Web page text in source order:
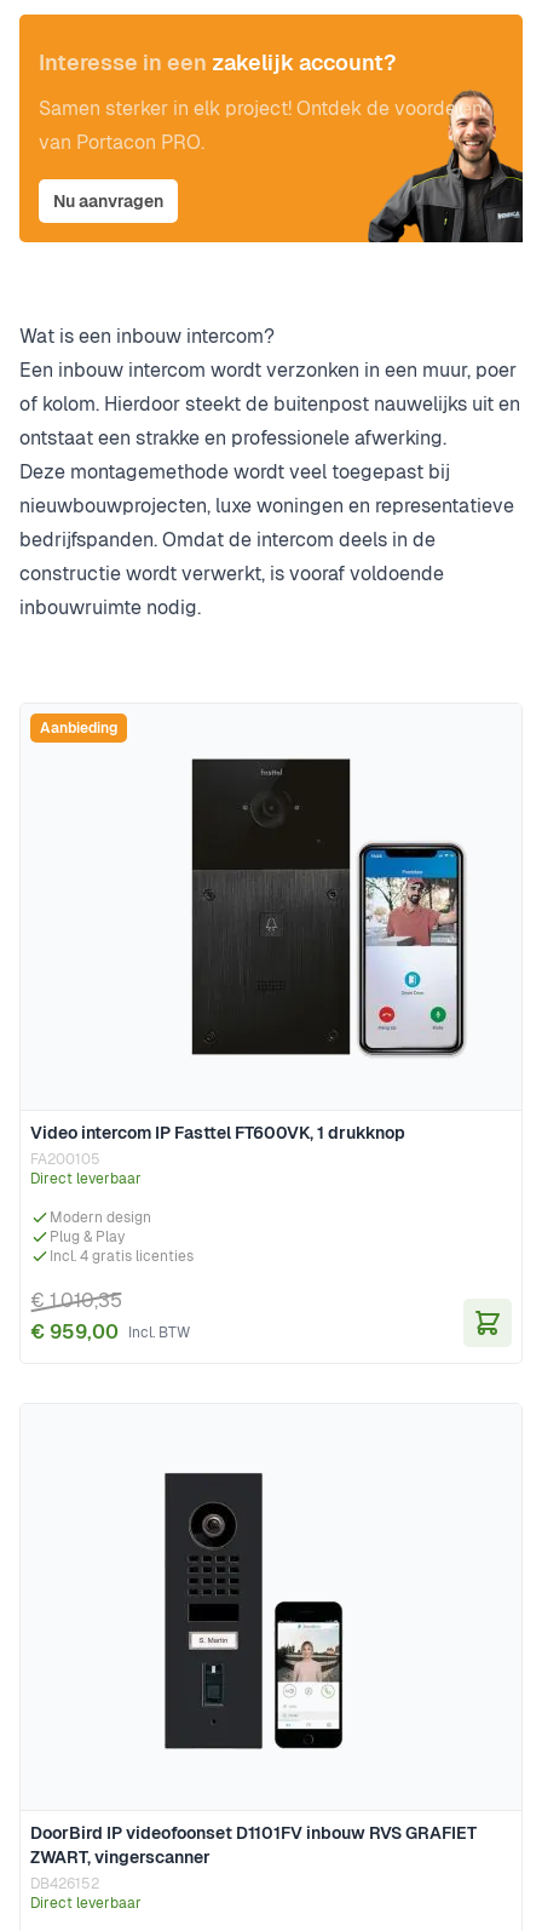
Interesse in een zakelijk account?
Samen sterker in elk project! Ontdek de voordelen
van Portacon PRO.
Nu aanvragen
Wat is een inbouw intercom?
Een inbouw intercom wordt verzonken in een muur, poer
of kolom. Hierdoor steekt de buitenpost nauwelijks uit en
ontstaat een strakke en professionele afwerking.
Deze montagemethode wordt veel toegepast bij
nieuwbouwprojecten, luxe woningen en representatieve
bedrijfspanden. Omdat de intercom deels in de
constructie wordt verwerkt, is vooraf voldoende
inbouwruimte nodig.
Video intercom IP Fasttel FT600VK, 1 drukknop
FA200105
Direct leverbaar
Modern design
Plug & Play
Incl. 4 gratis licenties
€ 959,00
€ 1.010,35
Aanbieding
DoorBird IP videofoonset D1101FV inbouw RVS GRAFIET
ZWART, vingerscanner
DB426152
Direct leverbaar